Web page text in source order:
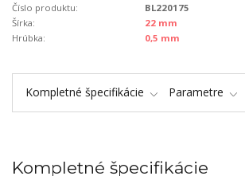
Číslo produktu:
BL220175
Šírka:
22 mm
Hrúbka:
0,5 mm
Kompletné špecifikácie Parametre
Kompletné špecifikácie